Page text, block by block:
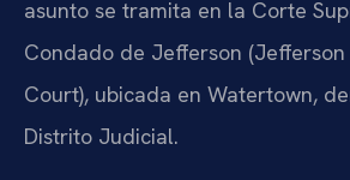
asunto se tramita en la Corte
Condado de Jefferson
Court), ubicada en Watertown,
Distrito Judicial.